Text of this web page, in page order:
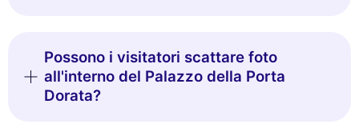
Possono i visitatori scattare foto
all'interno del Palazzo della Porta
Dorata?